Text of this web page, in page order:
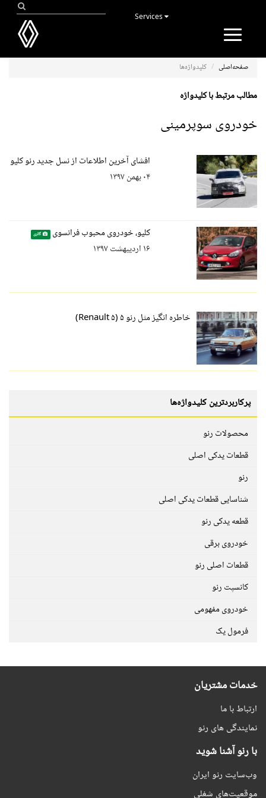
Toggle
صفحه‌اصلی کلیدواژه‌ها
مطالب مرتبط با کلیدواژه
خودروی سوپرمینی
افشای آخرین اطلاعات از نسل جدید رنو کلیو
۰۴ بهمن ۱۳۹۷
کلیو، خودروی محبوب فرانسوی گالری
۱۶ اردیبهشت ۱۳۹۷
خاطره انگیز مثل رنو ۵ (Renault ۵)
پرکاربردترین کلیدواژه‌ها
محصولات رنو
قطعات یدکی اصلی
رنو
شناسایی قطعات یدکی اصلی
قطعه یدکی رنو
خودروی برقی
قطعات اصلی رنو
کانسپت رنو
خودروی مفهومی
فرمول یک
خدمات مشتریان
ارتباط با ما
نمایندگی های رنو
با رنو آشنا شوید
وب‌سایت رنو ایران
موقعیت‌های شغلی